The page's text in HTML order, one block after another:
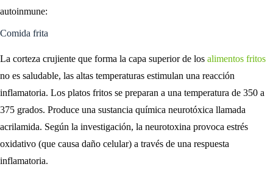
autoinmune:
Comida frita
La corteza crujiente que forma la capa superior de los alimentos fritos
no es saludable, las altas temperaturas estimulan una reacción
inflamatoria. Los platos fritos se preparan a una temperatura de 350 a
375 grados. Produce una sustancia química neurotóxica llamada
acrilamida. Según la investigación, la neurotoxina provoca estrés
oxidativo (que causa daño celular) a través de una respuesta
inflamatoria.